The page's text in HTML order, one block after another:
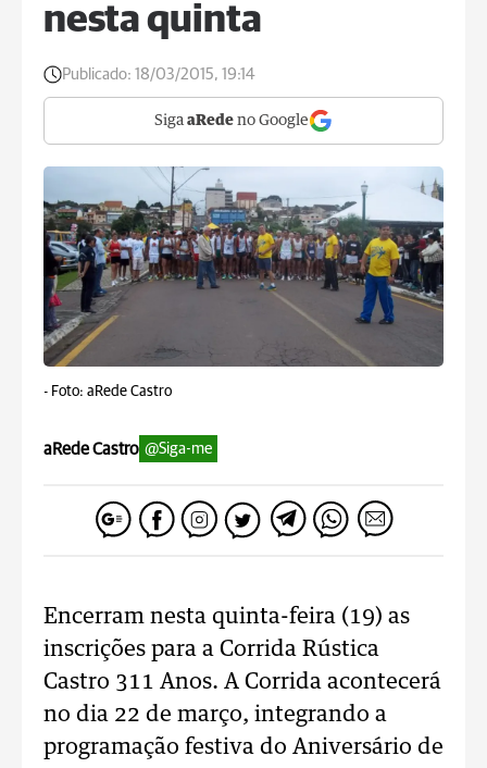
nesta quinta
Publicado: 18/03/2015, 19:14
Siga aRede no Google
- Foto: aRede Castro
aRede Castro @Siga-me
Encerram nesta quinta-feira (19) as
inscrições para a Corrida Rústica
Castro 311 Anos. A Corrida acontecerá
no dia 22 de março, integrando a
programação festiva do Aniversário de